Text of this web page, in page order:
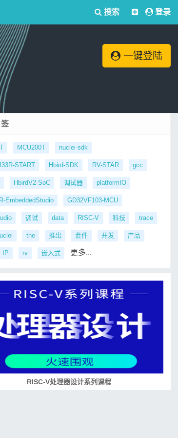
搜索 登录
一键登陆
MCU200T nuclei-sdk
START Hbird-SDK RV-STAR gcc
HbirdV2-SoC 调试器 platformIO
EmbeddedStudio GD32VF103-MCU
调试 data RISC-V 科技 trace
the 推出 套件 开发 产品
IP rv 嵌入式 更多...
RISC-V处理器设计系列课程